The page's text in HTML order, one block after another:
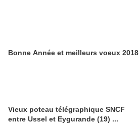
Bonne Année et meilleurs voeux 2018
Vieux poteau télégraphique SNCF
entre Ussel et Eygurande (19) ...